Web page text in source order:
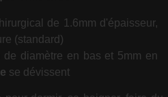
de 1.6mm d'épaisseur,
(standard)
de diamètre en bas et 5mm en
se dévissent